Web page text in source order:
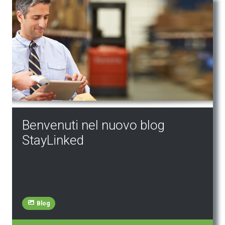
Benvenuti nel nuovo blog
StayLinked
Blog